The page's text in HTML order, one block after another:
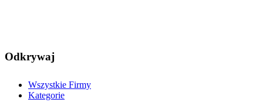
Odkrywaj
Wszystkie Firmy
Kategorie